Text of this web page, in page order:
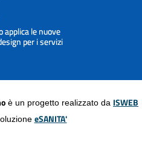
è un progetto realizzato da ISWEB
eSANITA'